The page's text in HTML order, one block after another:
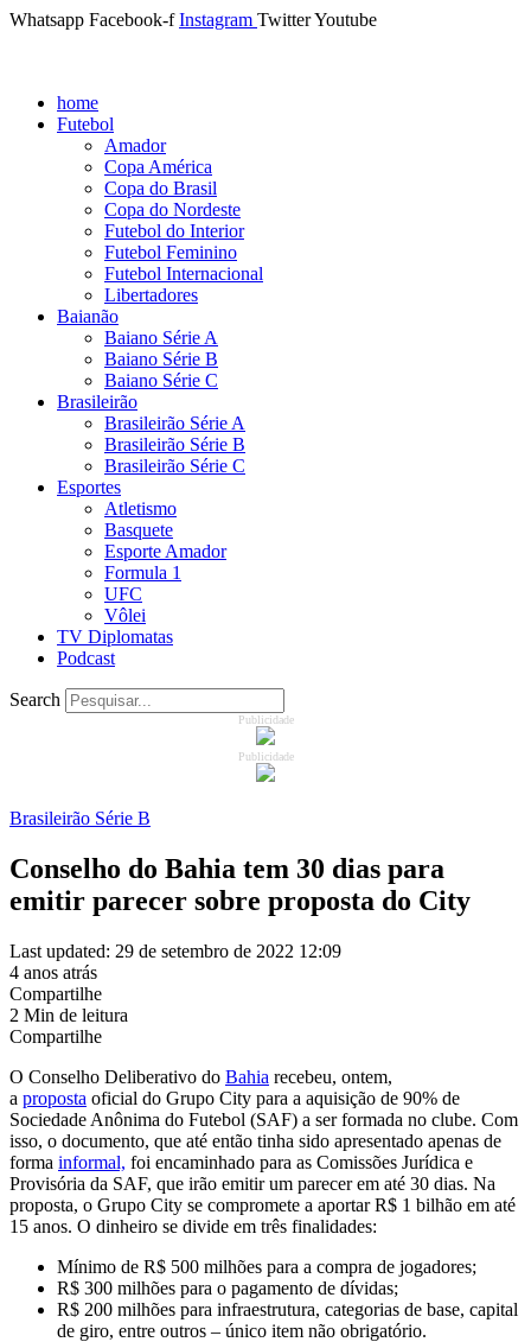
Whatsapp Facebook-f Instagram TwitterYoutube
home
Futebol
Amador
Copa América
Copa do Brasil
Copa do Nordeste
Futebol do Interior
Futebol Feminino
Futebol Internacional
Libertadores
Baianão
Baiano Série A
Baiano Série B
Baiano Série C
Brasileirão
Brasileirão Série A
Brasileirão Série B
Brasileirão Série C
Esportes
Atletismo
Basquete
Esporte Amador
Formula 1
UFC
Vôlei
TV Diplomatas
Podcast
Search
Publicidade
Publicidade
Brasileirão Série B
Conselho do Bahia tem 30 dias para
emitir parecer sobre proposta do City
Last updated: 29 de setembro de 2022 12:09
4 anos atrás
Compartilhe
2 Min de leitura
Compartilhe
O Conselho Deliberativo do Bahia recebeu, ontem,
a proposta oficial do Grupo City para a aquisição de 90% de
Sociedade Anônima do Futebol (SAF) a ser formada no clube. Com
isso, o documento, que até então tinha sido apresentado apenas de
forma informal, foi encaminhado para as Comissões Jurídica e
Provisória da SAF, que irão emitir um parecer em até 30 dias. Na
proposta, o Grupo City se compromete a aportar R$ 1 bilhão em até
15 anos. O dinheiro se divide em três finalidades:
Mínimo de R$ 500 milhões para a compra de jogadores;
R$ 300 milhões para o pagamento de dívidas;
R$ 200 milhões para infraestrutura, categorias de base, capital
de giro, entre outros – único item não obrigatório.